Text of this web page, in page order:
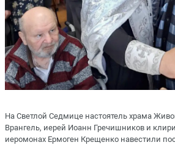
На Светлой Седмице настоятель храма
Врангель, иерей Иоанн Гречишников и
иеромонах Ермоген Крещенко навестили